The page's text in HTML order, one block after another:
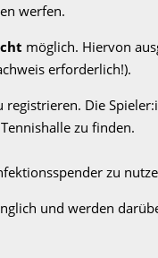
werfen.
möglich. Hiervon
erforderlich!).
Die
zu finden.
zu
und werden